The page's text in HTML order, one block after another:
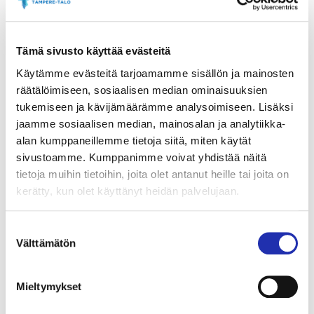
Tämä sivusto käyttää evästeitä
Käytämme evästeitä tarjoamamme sisällön ja mainosten
räätälöimiseen, sosiaalisen median ominaisuuksien
tukemiseen ja kävijämäärämme analysoimiseen. Lisäksi
jaamme sosiaalisen median, mainosalan ja analytiikka-
alan kumppaneillemme tietoja siitä, miten käytät
sivustoamme. Kumppanimme voivat yhdistää näitä
tietoja muihin tietoihin, joita olet antanut heille tai joita on
kerätty, kun olet käyttänyt heidän palvelujaan.
valinta
Välttämätön
Mieltymykset
helmikuuta
(2010), torstaina 13.
maaliskuutaWalk the Line(2005), tiistaina 8.
huhtikuutaKaunis mieli(2001), keskiviikkona 16.
Kaunotar ja Hirviö
14. toukokuutaThe Breakfast Club(1985).
NäyttelijätMika RäinäjaTom Petäjäsekoittavat
stand upia ja komiikkaa Linnateatterin
tuoreessaAlfauro(u)s-esityksessä perjantaina 4.
huhtikuuta. Nykypäivän pokauskurssit ruoditaan läpi
raadollisesti ja selvitetään, millaiset alfat tätä
. Näyttelijät
Martti Suosalo
sekä pianisti
Iiro
musiikkikomediassa sunnuntaina 26. lokakuuta.